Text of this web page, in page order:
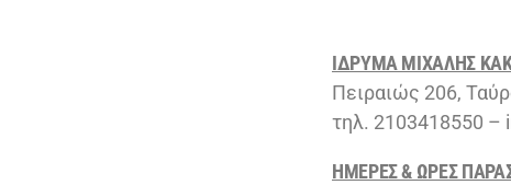
ΙΔΡΥΜΑ ΜΙΧΑΛΗΣ
Πειραιώς 206,
τηλ. 2103418550 –
ΗΜΕΡΕΣ & ΩΡΕΣ